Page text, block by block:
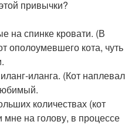
привычки?
на спинке кровати. (В
ополоумевшего кота, чуть
иланга. (Кот наплевал
количествах (кот
на голову, в процессе